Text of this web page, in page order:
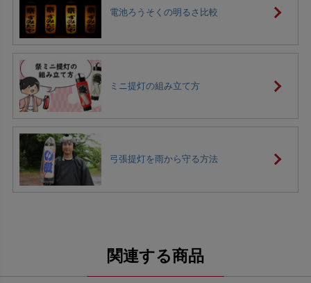
電池ろうそくの明るさ比較
ミニ提灯の組み立て方
弓張提灯を雨から守る方法
関連する商品